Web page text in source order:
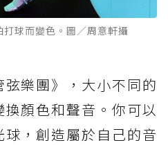
球而變色。圖／周意軒攝
樂團》，大小不同的
顏色和聲音。你可以
，創造屬於自己的音